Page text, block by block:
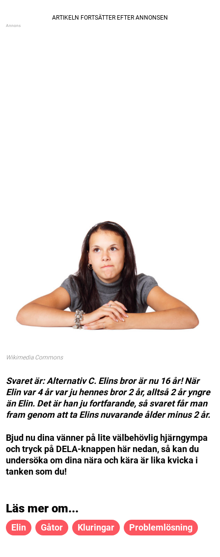
Wikimedia Commons
Svaret är: Alternativ C. Elins bror är nu 16 år! När
Elin var 4 år var ju hennes bror 2 år, alltså 2 år yngre
än Elin. Det är han ju fortfarande, så svaret får man
fram genom att ta Elins nuvarande ålder minus 2 år.
Bjud nu dina vänner på lite välbehövlig hjärngympa
och tryck på DELA-knappen här nedan, så kan du
undersöka om dina nära och kära är lika kvicka i
tanken som du!
Läs mer om...
Elin Gåtor Kluringar Problemlösning